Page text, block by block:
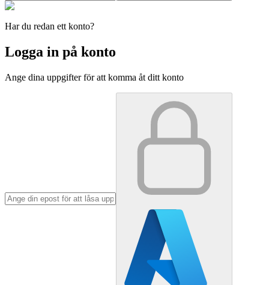
Har du redan ett konto?
Logga in på konto
Ange dina uppgifter för att komma åt ditt konto